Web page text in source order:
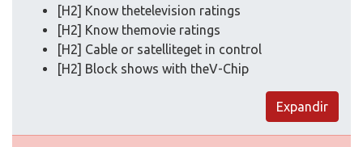
[H2] Know thetelevision ratings
[H2] Know themovie ratings
[H2] Cable or satelliteget in control
[H2] Block shows with theV-Chip
Expandir